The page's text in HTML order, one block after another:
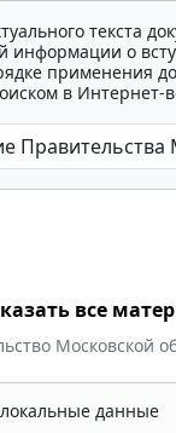
текста
информации о
применения
в Интернет-
все
Московской
данные